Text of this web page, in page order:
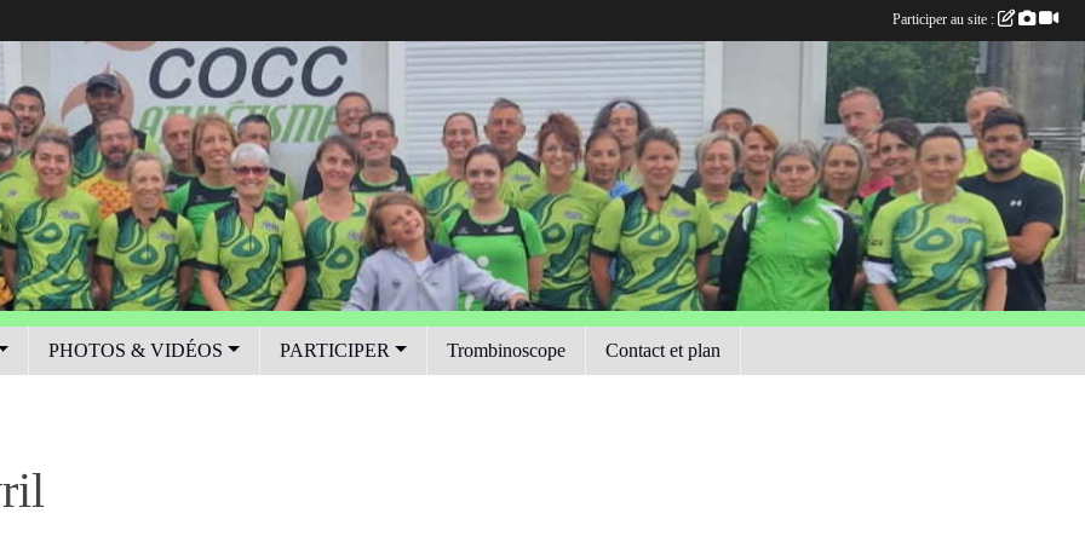
PHOTOS & VIDÉOS PARTICIPER Trombinoscope Contact et plan
Participer au site :